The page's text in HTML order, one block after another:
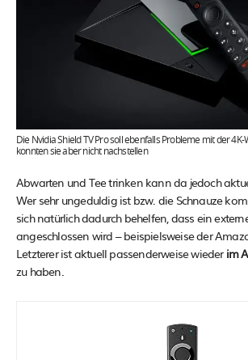
Die Nvidia Shield TV Pro soll ebenfalls Probleme mit der
konnten sie aber nicht nachstellen
Abwarten und Tee trinken kann da jedoch
Wer sehr ungeduldig ist bzw. die Schnauze
sich natürlich dadurch behelfen, dass ein
angeschlossen wird – beispielsweise der
Letzterer ist aktuell passenderweise wieder im
zu haben.